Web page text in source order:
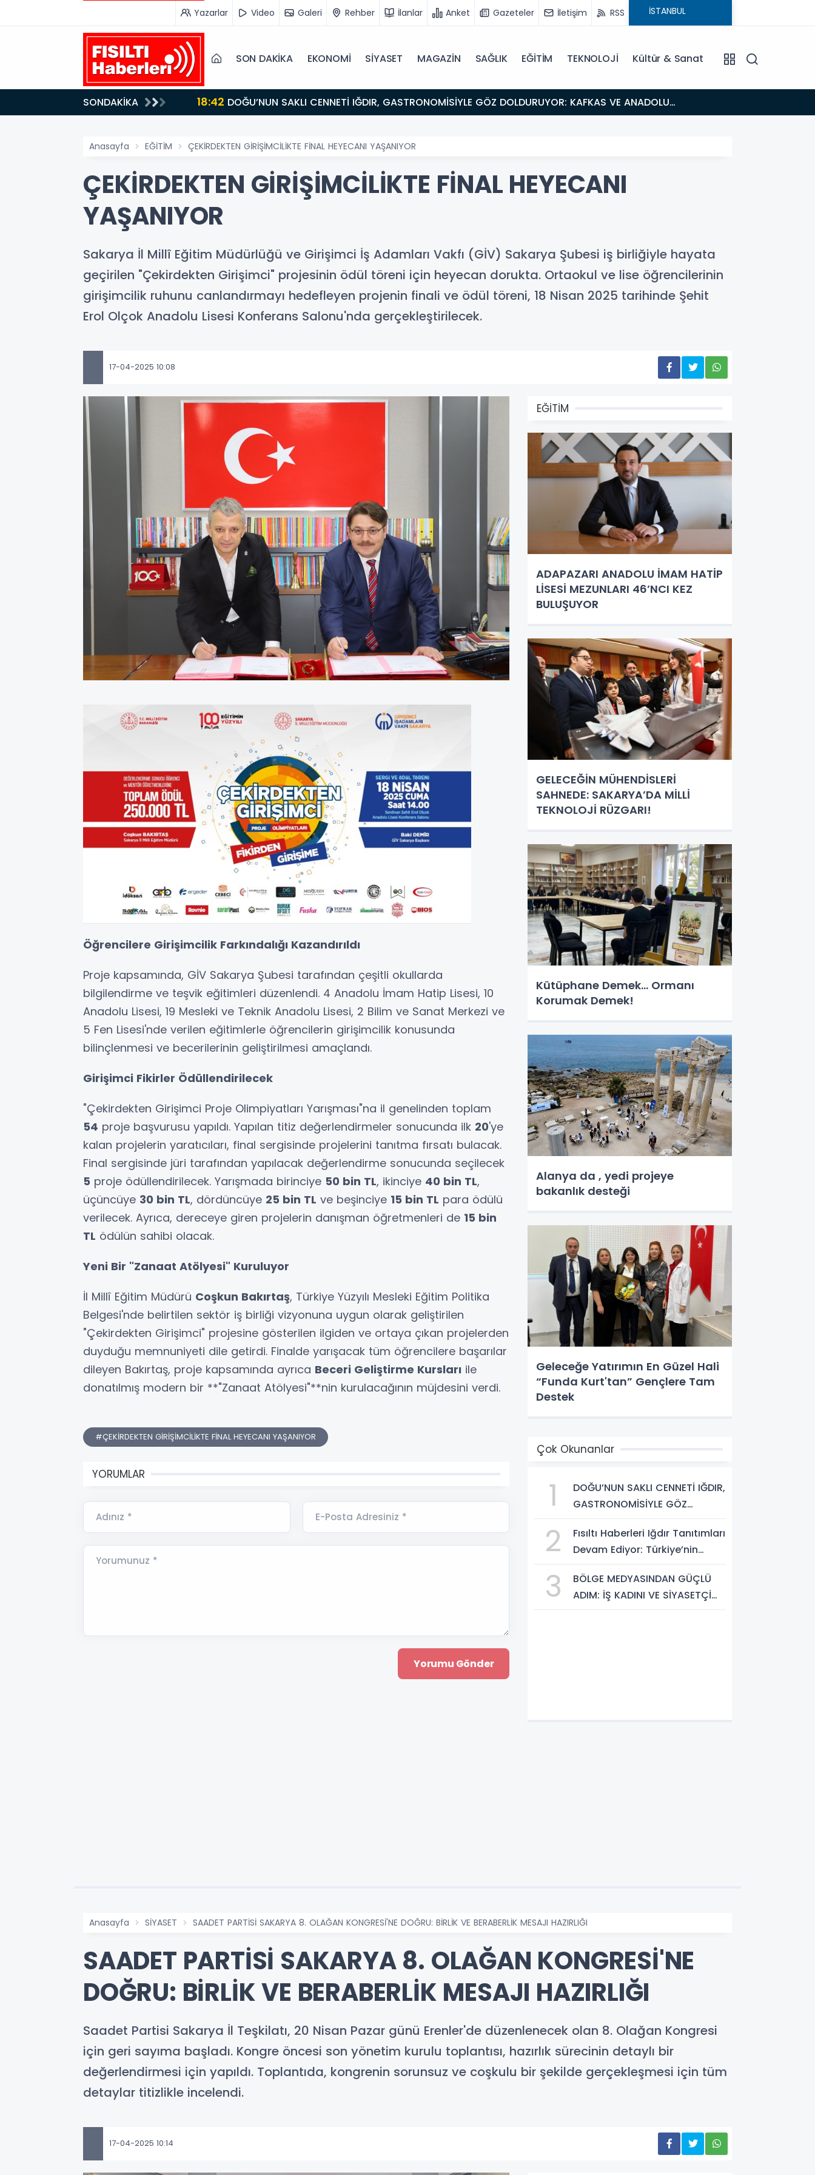
Yazarlar Video Galeri Rehber İlanlar Anket Gazeteler İletişim RSS
SON DAKİKA EKONOMİ SİYASET MAGAZİN SAĞLIK EĞİTİM TEKNOLOJİ Kültür & Sanat
SONDAKİKA 18:42
KÜLTÜRÜNÜN BULUŞMA NOKTASI
Anasayfa EĞİTİM ÇEKİRDEKTEN GİRİŞİMCİLİKTE FİNAL HEYECANI YAŞANIYOR
ÇEKİRDEKTEN GİRİŞİMCİLİKTE FİNAL HEYECANI
YAŞANIYOR
Sakarya İl Millî Eğitim Müdürlüğü ve Girişimci İş Adamları Vakfı (GİV) Sakarya Şubesi iş birliğiyle hayata
geçirilen "Çekirdekten Girişimci" projesinin ödül töreni için heyecan dorukta. Ortaokul ve lise öğrencilerinin
girişimcilik ruhunu canlandırmayı hedefleyen projenin finali ve ödül töreni, 18 Nisan 2025 tarihinde Şehit
Erol Olçok Anadolu Lisesi Konferans Salonu'nda gerçekleştirilecek.
17-04-2025 10:08
Öğrencilere Girişimcilik Farkındalığı Kazandırıldı
Proje kapsamında, GİV Sakarya Şubesi tarafından çeşitli okullarda
bilgilendirme ve teşvik eğitimleri düzenlendi. 4 Anadolu İmam Hatip Lisesi, 10
Anadolu Lisesi, 19 Mesleki ve Teknik Anadolu Lisesi, 2 Bilim ve Sanat Merkezi ve
5 Fen Lisesi'nde verilen eğitimlerle öğrencilerin girişimcilik konusunda
bilinçlenmesi ve becerilerinin geliştirilmesi amaçlandı.
Girişimci Fikirler Ödüllendirilecek
"Çekirdekten Girişimci Proje Olimpiyatları Yarışması"na il genelinden toplam
54 proje başvurusu yapıldı. Yapılan titiz değerlendirmeler sonucunda ilk 20'ye
kalan projelerin yaratıcıları, final sergisinde projelerini tanıtma fırsatı bulacak.
Final sergisinde jüri tarafından yapılacak değerlendirme sonucunda seçilecek
5 proje ödüllendirilecek. Yarışmada birinciye 50 bin TL, ikinciye 40 bin TL,
üçüncüye 30 bin TL, dördüncüye 25 bin TL ve beşinciye 15 bin TL para ödülü
verilecek. Ayrıca, dereceye giren projelerin danışman öğretmenleri de 15 bin
TL ödülün sahibi olacak.
Yeni Bir "Zanaat Atölyesi" Kuruluyor
İl Millî Eğitim Müdürü Coşkun Bakırtaş, Türkiye Yüzyılı Mesleki Eğitim Politika
Belgesi'nde belirtilen sektör iş birliği vizyonuna uygun olarak geliştirilen
"Çekirdekten Girişimci" projesine gösterilen ilgiden ve ortaya çıkan projelerden
duyduğu memnuniyeti dile getirdi. Finalde yarışacak tüm öğrencilere başarılar
dileyen Bakırtaş, proje kapsamında ayrıca Beceri Geliştirme Kursları ile
donatılmış modern bir **"Zanaat Atölyesi"**nin kurulacağının müjdesini verdi.
#ÇEKİRDEKTEN GİRİŞİMCİLİKTE FİNAL HEYECANI YAŞANIYOR
YORUMLAR
Adınız * E-Posta Adresiniz *
Yorumunuz *
EĞİTİM
ADAPAZARI ANADOLU İMAM HATİP
LİSESİ MEZUNLARI 46’NCI KEZ
BULUŞUYOR
GELECEĞİN MÜHENDİSLERİ
SAHNEDE: SAKARYA’DA MİLLİ
TEKNOLOJİ RÜZGARI!
Kütüphane Demek… Ormanı
Korumak Demek!
Alanya da , yedi projeye
bakanlık desteği
Geleceğe Yatırımın En Güzel Hali
“Funda Kurt'tan” Gençlere Tam
Destek
Çok Okunanlar
1
DOĞU’NUN SAKLI CENNETİ IĞDIR,
GASTRONOMİSİYLE GÖZ
ANADOLU KÜLTÜRÜNÜN
BULUŞMA NOKTASI
2
Fısıltı Haberleri Iğdır Tanıtımları
Devam Ediyor: Türkiye’nin
Cennetleri Keşfedilmeyi
Bekliyor
3
BÖLGE MEDYASINDAN GÜÇLÜ
ADIM: İŞ KADINI VE SİYASETÇİ
Anasayfa SİYASET SAADET PARTİSİ SAKARYA 8. OLAĞAN KONGRESİ'NE DOĞRU: BİRLİK VE BERABERLİK MESAJI HAZIRLIĞI
SAADET PARTİSİ SAKARYA 8. OLAĞAN KONGRESİ'NE
DOĞRU: BİRLİK VE BERABERLİK MESAJI HAZIRLIĞI
Saadet Partisi Sakarya İl Teşkilatı, 20 Nisan Pazar günü Erenler'de düzenlenecek olan 8. Olağan Kongresi
için geri sayıma başladı. Kongre öncesi son yönetim kurulu toplantısı, hazırlık sürecinin detaylı bir
değerlendirmesi için yapıldı. Toplantıda, kongrenin sorunsuz ve coşkulu bir şekilde gerçekleşmesi için tüm
detaylar titizlikle incelendi.
17-04-2025 10:14